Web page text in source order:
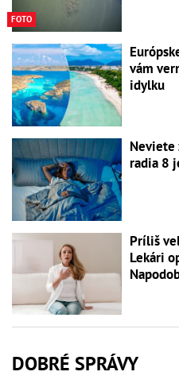
FOTO
vám
idylku
Neviete
radia 8
Príliš
Lekári
DOBRÉ SPRÁVY